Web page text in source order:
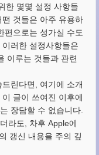
한 몇몇 설정 사항들
것들은 아주 유용하
편으로는 성가실 수도
러한 설정사항들은
이루는 것들과 관련
린다면, 여기에 소개
글이 쓰여진 이후에
장담할 수 없습니다.
라도, 차후 Apple에
갱신 내용을 주의 깊